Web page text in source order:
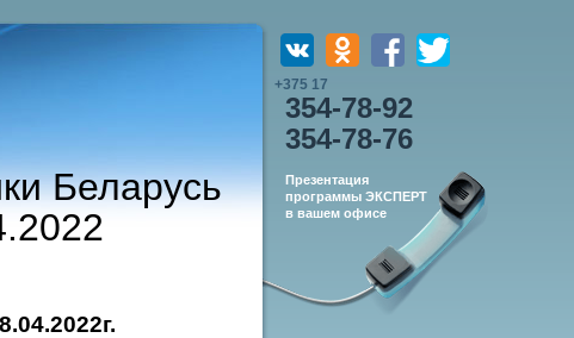
+375 17
354-78-92
354-78-76
Презентация
программы ЭКСПЕРТ
в вашем офисе
Беларусь